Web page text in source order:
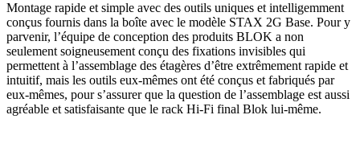
Montage rapide et simple avec des outils uniques et intelligemment
conçus fournis dans la boîte avec le modèle STAX 2G Base. Pour y
parvenir, l’équipe de conception des produits BLOK a non
seulement soigneusement conçu des fixations invisibles qui
permettent à l’assemblage des étagères d’être extrêmement rapide et
intuitif, mais les outils eux-mêmes ont été conçus et fabriqués par
eux-mêmes, pour s’assurer que la question de l’assemblage est aussi
agréable et satisfaisante que le rack Hi-Fi final Blok lui-même.